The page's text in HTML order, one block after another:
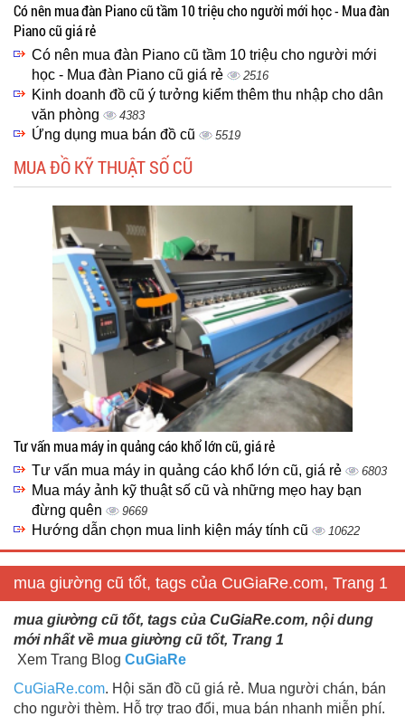
Có nên mua đàn Piano cũ tầm 10 triệu cho người mới học - Mua đàn
Piano cũ giá rẻ
Có nên mua đàn Piano cũ tầm 10 triệu cho người mới
học - Mua đàn Piano cũ giá rẻ
2516
Kinh doanh đồ cũ ý tưởng kiểm thêm thu nhập cho dân
văn phòng
4383
Ứng dụng mua bán đồ cũ 5519
MUA ĐỒ KỸ THUẬT SỐ CŨ
Tư vấn mua máy in quảng cáo khổ lớn cũ, giá rẻ
Tư vấn mua máy in quảng cáo khổ lớn cũ, giá rẻ 6803
Mua máy ảnh kỹ thuật số cũ và những mẹo hay bạn
đừng quên
9669
Hướng dẫn chọn mua linh kiện máy tính cũ 10622
mua giường cũ tốt, tags của CuGiaRe.com, Trang 1
mua giường cũ tốt, tags của CuGiaRe.com, nội dung
mới nhất về mua giường cũ tốt, Trang 1
Xem Trang Blog CuGiaRe
CuGiaRe.com. Hội săn đồ cũ giá rẻ. Mua người chán, bán
cho người thèm. Hỗ trợ trao đổi, mua bán nhanh miễn phí.